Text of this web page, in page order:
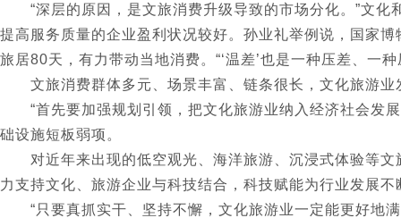
“深层的原因，是文旅消费升级导致的市场分化。”文化
提高服务质量的企业盈利状况较好。孙业礼举例说，国家
旅居80天，有力带动当地消费。“‘温差’也是一种压差、一
文旅消费群体多元、场景丰富、链条很长，文化旅游业
“首先要加强规划引领，把文化旅游业纳入经济社会发展
础设施短板弱项。
对近年来出现的低空观光、海洋旅游、沉浸式体验等文
力支持文化、旅游企业与科技结合，科技赋能为行业发展不
“只要真抓实干、坚持不懈，文化旅游业一定能更好地